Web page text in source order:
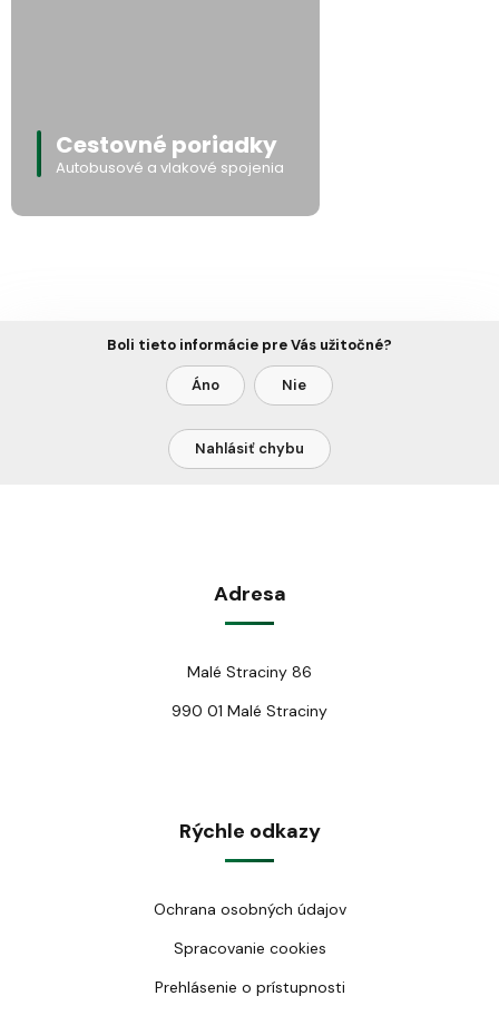
Cestovné poriadky
Autobusové a vlakové spojenia
Boli tieto informácie pre Vás užitočné?
Áno Nie
Nahlásiť chybu
Adresa
Malé Straciny 86
990 01 Malé Straciny
Rýchle odkazy
Ochrana osobných údajov
Spracovanie cookies
Prehlásenie o prístupnosti